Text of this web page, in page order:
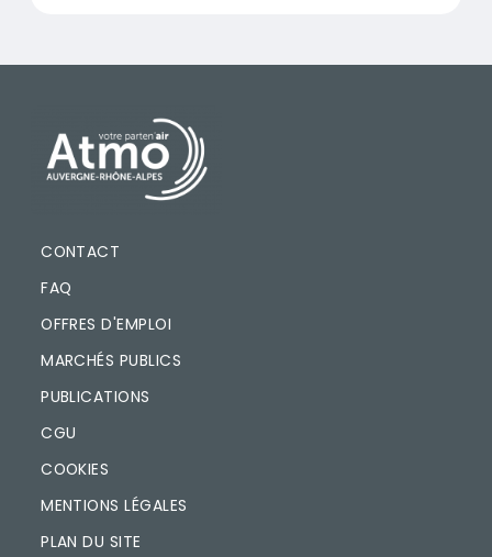
PIED DE PAGE
CONTACT
FAQ
OFFRES D'EMPLOI
MARCHÉS PUBLICS
PUBLICATIONS
CGU
COOKIES
MENTIONS LÉGALES
PLAN DU SITE